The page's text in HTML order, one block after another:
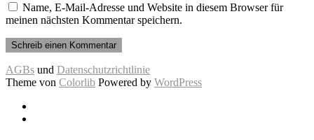
Name, E-Mail-Adresse und Website in diesem Browser für
meinen nächsten Kommentar speichern.
AGBs und Datenschutzrichtlinie
Theme von Colorlib Powered by WordPress